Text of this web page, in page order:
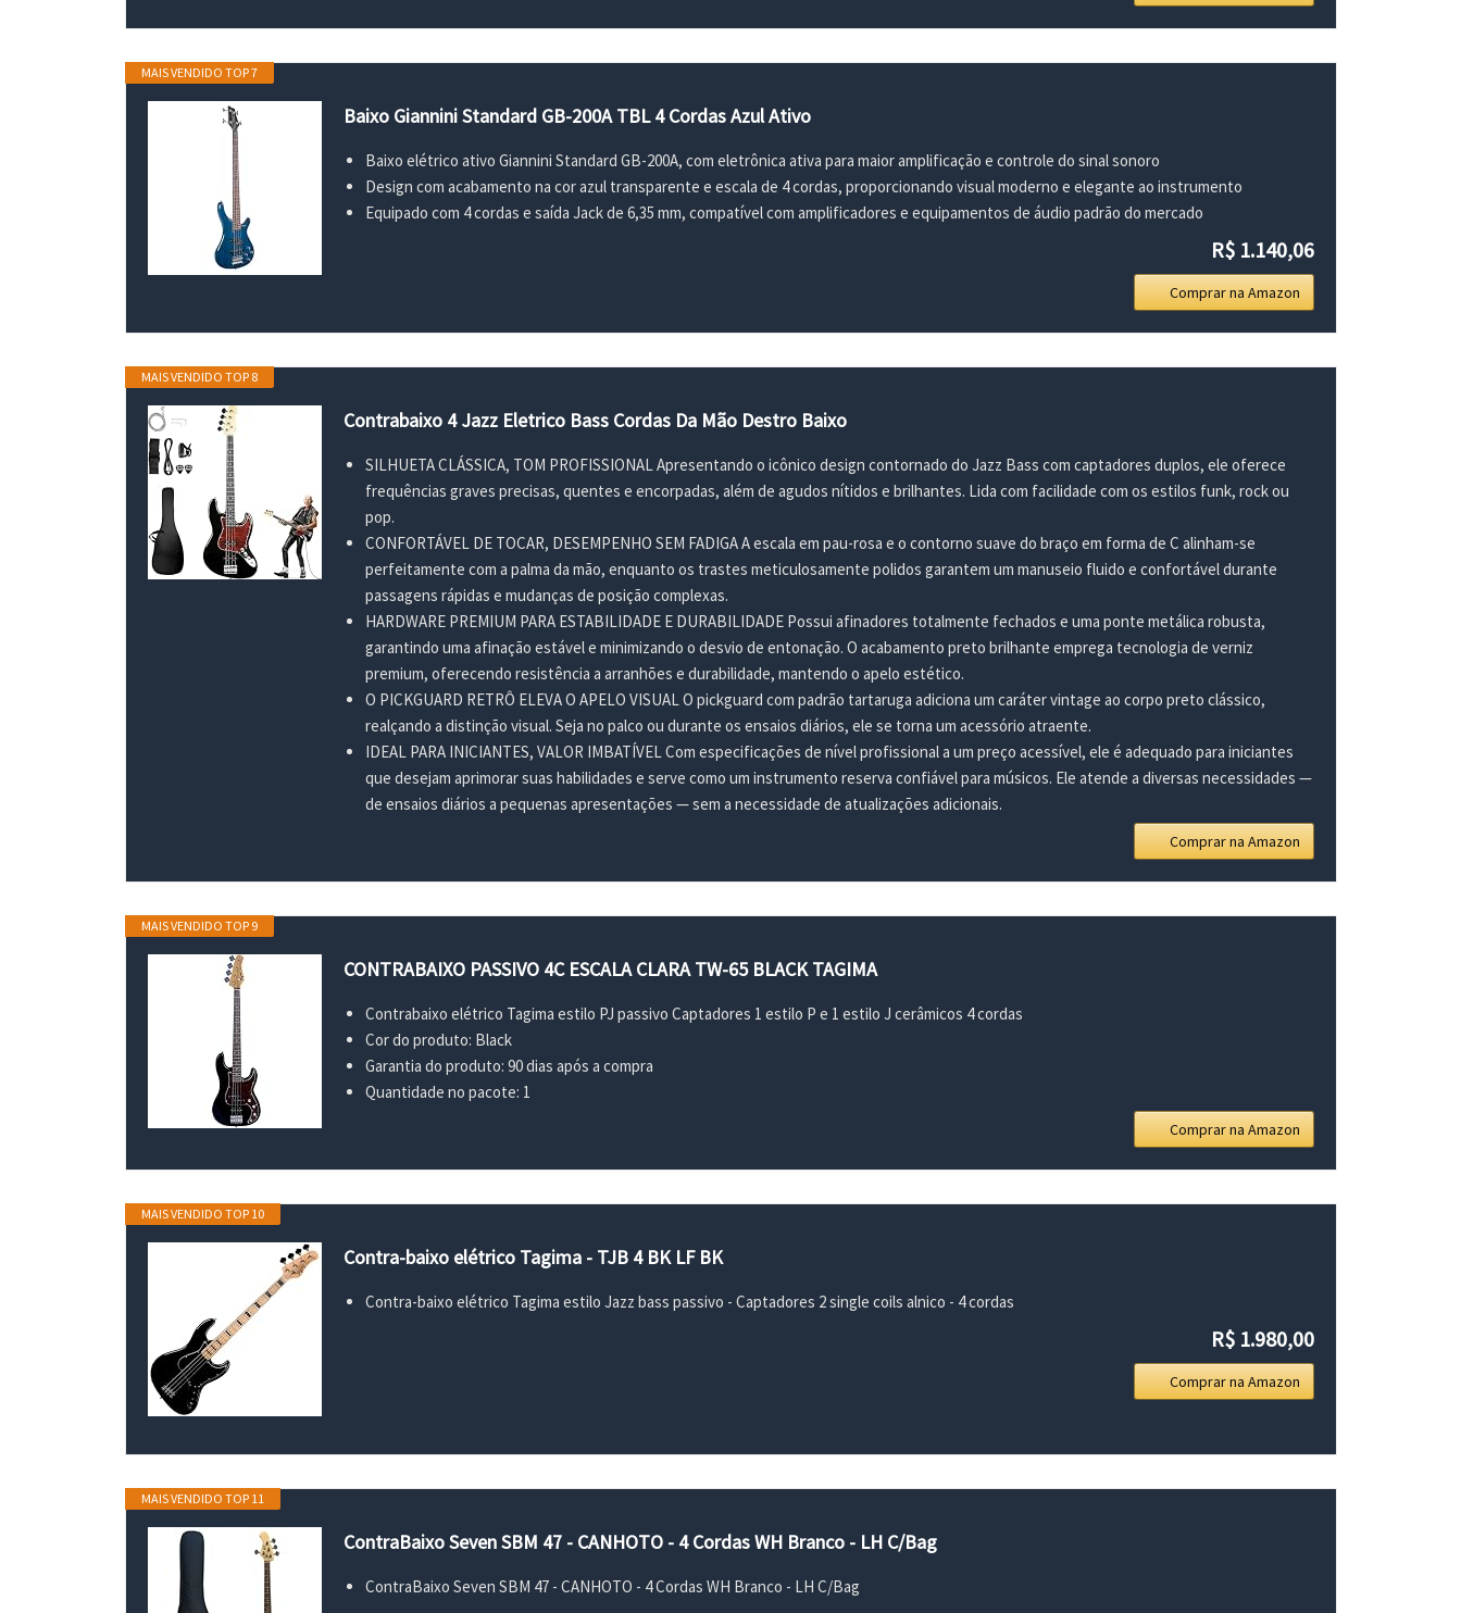
MAIS VENDIDO TOP 7
Baixo Giannini Standard GB-200A TBL 4 Cordas Azul Ativo
Baixo elétrico ativo Giannini Standard GB-200A, com eletrônica ativa para maior amplificação e controle do sinal sonoro
Design com acabamento na cor azul transparente e escala de 4 cordas, proporcionando visual moderno e elegante ao instrumento
Equipado com 4 cordas e saída Jack de 6,35 mm, compatível com amplificadores e equipamentos de áudio padrão do mercado
R$ 1.140,06
Comprar na Amazon
MAIS VENDIDO TOP 8
Contrabaixo 4 Jazz Eletrico Bass Cordas Da Mão Destro Baixo
SILHUETA CLÁSSICA, TOM PROFISSIONAL Apresentando o icônico design contornado do Jazz Bass com captadores duplos, ele oferece
frequências graves precisas, quentes e encorpadas, além de agudos nítidos e brilhantes. Lida com facilidade com os estilos funk, rock ou
pop.
CONFORTÁVEL DE TOCAR, DESEMPENHO SEM FADIGA A escala em pau-rosa e o contorno suave do braço em forma de C alinham-se
perfeitamente com a palma da mão, enquanto os trastes meticulosamente polidos garantem um manuseio fluido e confortável durante
passagens rápidas e mudanças de posição complexas.
HARDWARE PREMIUM PARA ESTABILIDADE E DURABILIDADE Possui afinadores totalmente fechados e uma ponte metálica robusta,
garantindo uma afinação estável e minimizando o desvio de entonação. O acabamento preto brilhante emprega tecnologia de verniz
premium, oferecendo resistência a arranhões e durabilidade, mantendo o apelo estético.
O PICKGUARD RETRÔ ELEVA O APELO VISUAL O pickguard com padrão tartaruga adiciona um caráter vintage ao corpo preto clássico,
realçando a distinção visual. Seja no palco ou durante os ensaios diários, ele se torna um acessório atraente.
IDEAL PARA INICIANTES, VALOR IMBATÍVEL Com especificações de nível profissional a um preço acessível, ele é adequado para iniciantes
que desejam aprimorar suas habilidades e serve como um instrumento reserva confiável para músicos. Ele atende a diversas necessidades —
de ensaios diários a pequenas apresentações — sem a necessidade de atualizações adicionais.
Comprar na Amazon
MAIS VENDIDO TOP 9
CONTRABAIXO PASSIVO 4C ESCALA CLARA TW-65 BLACK TAGIMA
Contrabaixo elétrico Tagima estilo PJ passivo Captadores 1 estilo P e 1 estilo J cerâmicos 4 cordas
Cor do produto: Black
Garantia do produto: 90 dias após a compra
Quantidade no pacote: 1
Comprar na Amazon
MAIS VENDIDO TOP 10
Contra-baixo elétrico Tagima - TJB 4 BK LF BK
Contra-baixo elétrico Tagima estilo Jazz bass passivo - Captadores 2 single coils alnico - 4 cordas
R$ 1.980,00
Comprar na Amazon
MAIS VENDIDO TOP 11
ContraBaixo Seven SBM 47 - CANHOTO - 4 Cordas WH Branco - LH C/Bag
ContraBaixo Seven SBM 47 - CANHOTO - 4 Cordas WH Branco - LH C/Bag